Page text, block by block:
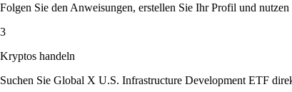
Folgen Sie den Anweisungen, erstellen Sie Ihr Profil und nutzen
3
Kryptos handeln
Suchen Sie Global X U.S. Infrastructure Development ETF